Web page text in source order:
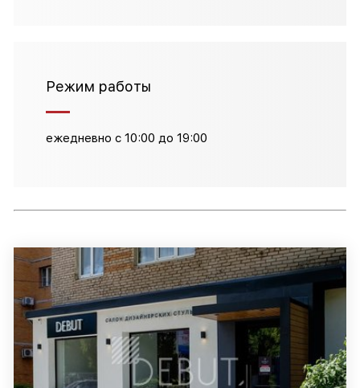
Режим работы
ежедневно с 10:00 до 19:00